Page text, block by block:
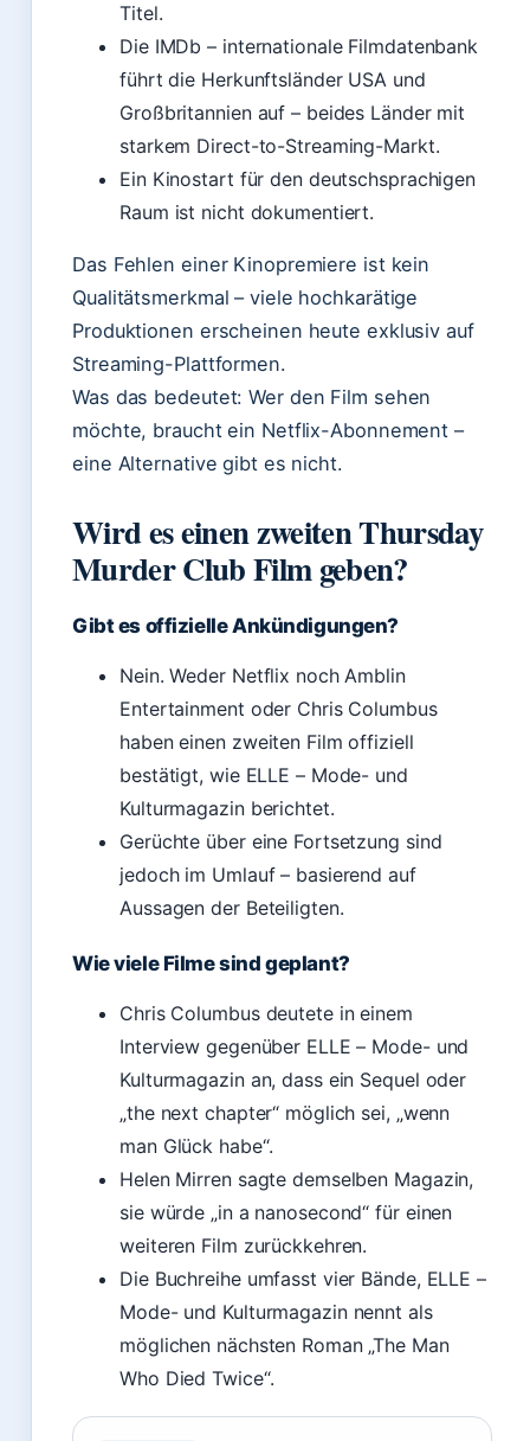
Titel.
Die IMDb – internationale Filmdatenbank
führt die Herkunftsländer USA und
Großbritannien auf – beides Länder mit
starkem Direct-to-Streaming-Markt.
Ein Kinostart für den deutschsprachigen
Raum ist nicht dokumentiert.
Das Fehlen einer Kinopremiere ist kein
Qualitätsmerkmal – viele hochkarätige
Produktionen erscheinen heute exklusiv auf
Streaming-Plattformen.
Was das bedeutet: Wer den Film sehen
möchte, braucht ein Netflix-Abonnement –
eine Alternative gibt es nicht.
Wird es einen zweiten Thursday
Murder Club Film geben?
Gibt es offizielle Ankündigungen?
Nein. Weder Netflix noch Amblin
Entertainment oder Chris Columbus
haben einen zweiten Film offiziell
bestätigt, wie ELLE – Mode- und
Kulturmagazin berichtet.
Gerüchte über eine Fortsetzung sind
jedoch im Umlauf – basierend auf
Aussagen der Beteiligten.
Wie viele Filme sind geplant?
Chris Columbus deutete in einem
Interview gegenüber ELLE – Mode- und
Kulturmagazin an, dass ein Sequel oder
„the next chapter“ möglich sei, „wenn
man Glück habe“.
Helen Mirren sagte demselben Magazin,
sie würde „in a nanosecond“ für einen
weiteren Film zurückkehren.
Die Buchreihe umfasst vier Bände, ELLE –
Mode- und Kulturmagazin nennt als
möglichen nächsten Roman „The Man
Who Died Twice“.